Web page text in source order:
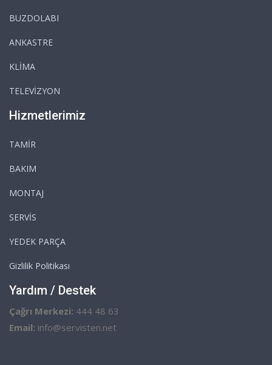
BUZDOLABI
ANKASTRE
KLİMA
TELEVİZYON
Hizmetlerimiz
TAMİR
BAKIM
MONTAJ
SERVİS
YEDEK PARÇA
Gizlilik Politikası
Yardım / Destek
Çağrı Merkezi: 444 48 63
Email: info@servisten.net